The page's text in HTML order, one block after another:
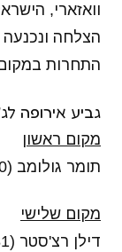
וואזארי,
הצלחה ונכנעה
התחרות
גביע אירופה
מקום ראשון
תומר גולומב (60- ק"ג)
מקום שלישי
דילן רצ'סטר (81- ק"ג)